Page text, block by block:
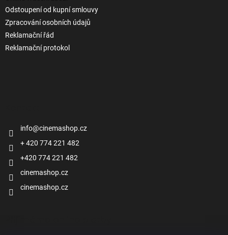
Odstoupení od kupní smlouvy
Zpracování osobních údajů
Reklamační řád
Reklamační protokol
info@cinemashop.cz
+ 420 774 221 482
+420 774 221 482
cinemashop.cz
cinemashop.cz